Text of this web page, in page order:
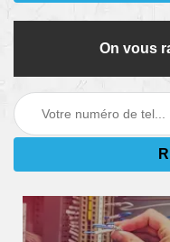
On vous